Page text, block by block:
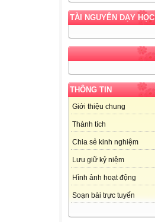
TÀI NGUYÊN DẠY HỌC
THÔNG TIN
Giới thiệu chung
Thành tích
Chia sẻ kinh nghiệm
Lưu giữ kỷ niệm
Hình ảnh hoạt động
Soạn bài trực tuyến